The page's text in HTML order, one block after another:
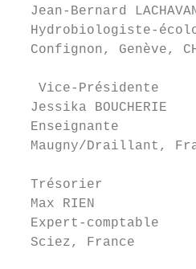
Jean-Bernard
Hydrobiologiste-
Confignon, Genève,
Vice-Présidente
Jessika BOUCHERIE
Enseignante
Maugny/Draillant,
Trésorier
Max RIEN
Expert-comptable
Sciez, France